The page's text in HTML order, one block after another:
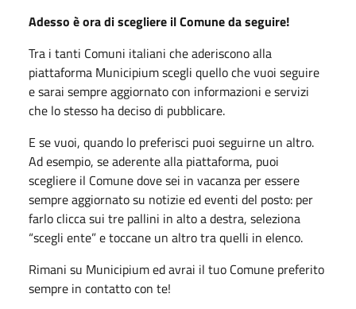
Adesso è ora di scegliere il Comune da seguire!
Tra i tanti Comuni italiani che aderiscono alla
piattaforma Municipium scegli quello che vuoi seguire
e sarai sempre aggiornato con informazioni e servizi
che lo stesso ha deciso di pubblicare.
E se vuoi, quando lo preferisci puoi seguirne un altro.
Ad esempio, se aderente alla piattaforma, puoi
scegliere il Comune dove sei in vacanza per essere
sempre aggiornato su notizie ed eventi del posto: per
farlo clicca sui tre pallini in alto a destra, seleziona
“scegli ente” e toccane un altro tra quelli in elenco.
Rimani su Municipium ed avrai il tuo Comune preferito
sempre in contatto con te!